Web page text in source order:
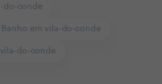
do-conde
Banho em vila-do-conde
do-conde